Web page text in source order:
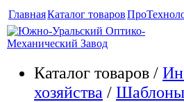
ГлавнаяКаталог товаров
Каталог товаров /
хозяйства / Шаблоны